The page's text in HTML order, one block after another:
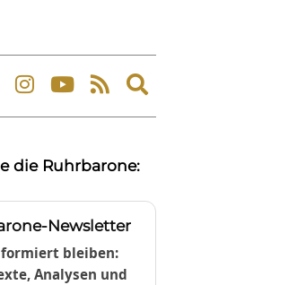
Expand
search
die Ruhrbarone:
Newsletter
bleiben:
Analysen und